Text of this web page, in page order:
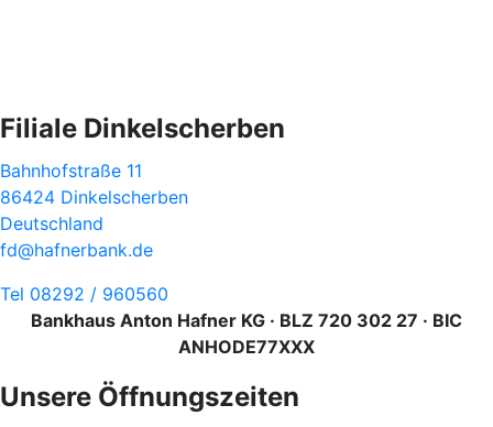
Filiale Dinkelscherben
Bahnhofstraße 11
86424 Dinkelscherben
Deutschland
fd@hafnerbank.de
Tel 08292 / 960560
Bankhaus Anton Hafner KG · BLZ 720 302 27 · BIC
ANHODE77XXX
Unsere Öffnungszeiten